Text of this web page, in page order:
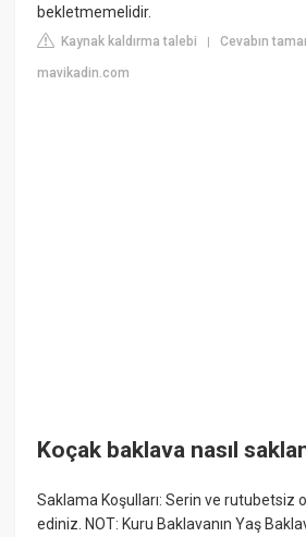
bekletmemelidir.
Kaynak kaldırma talebi |Cevabın
mavikadin.com
Koçak baklava nasıl
Saklama Koşulları: Serin ve
ediniz. NOT: Kuru Baklavanın Yaş